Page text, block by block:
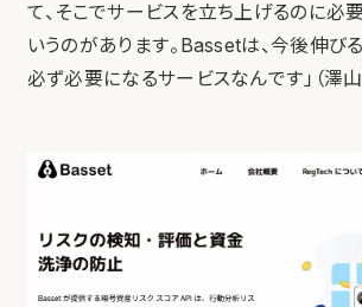
て、そこでサービスを立ち上げるのに必
いうのがあります。Bassetは、今後伸び
必ず必要になるサービスなんです」（澤山